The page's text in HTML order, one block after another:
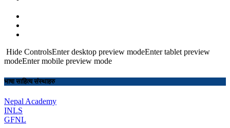
Hide ControlsEnter desktop preview modeEnter tablet preview
modeEnter mobile preview mode
भाषा साहित्य संस्थाहरु
Nepal Academy
INLS
GFNL